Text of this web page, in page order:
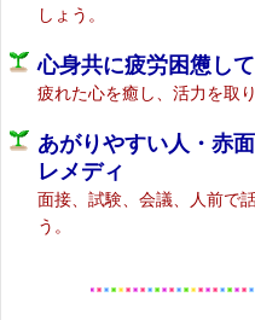
しょう。
心身共に疲労困憊し
疲れた心を癒し、活力を取
あがりやすい人・赤
レメディ
面接、試験、会議、人前で
う。